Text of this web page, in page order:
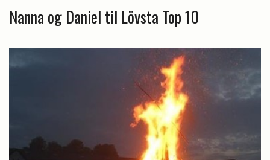
Nanna og Daniel til Lövsta Top 10